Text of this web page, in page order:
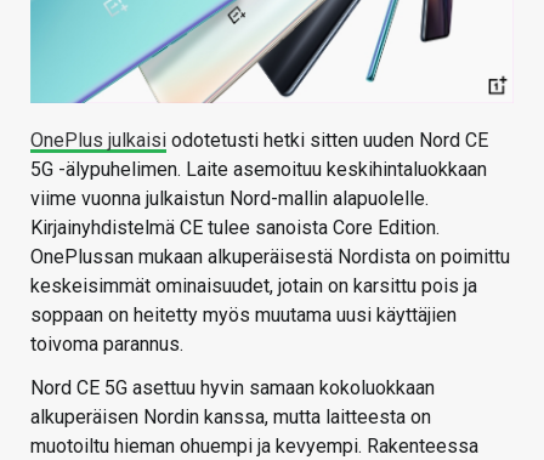
OnePlus julkaisi odotetusti hetki sitten uuden Nord CE
5G -älypuhelimen. Laite asemoituu keskihintaluokkaan
viime vuonna julkaistun Nord-mallin alapuolelle.
Kirjainyhdistelmä CE tulee sanoista Core Edition.
OnePlussan mukaan alkuperäisestä Nordista on poimittu
keskeisimmät ominaisuudet, jotain on karsittu pois ja
soppaan on heitetty myös muutama uusi käyttäjien
toivoma parannus.
Nord CE 5G asettuu hyvin samaan kokoluokkaan
alkuperäisen Nordin kanssa, mutta laitteesta on
muotoiltu hieman ohuempi ja kevyempi. Rakenteessa